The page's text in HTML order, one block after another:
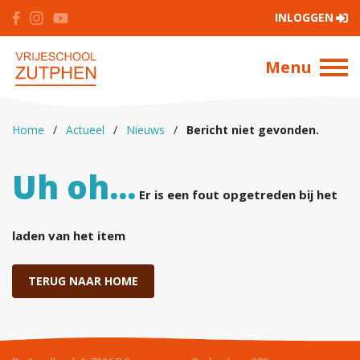
INLOGGEN
Menu
Home / Actueel / Nieuws / Bericht niet gevonden.
Uh oh... Er is een fout opgetreden bij het
laden van het item
TERUG NAAR HOME